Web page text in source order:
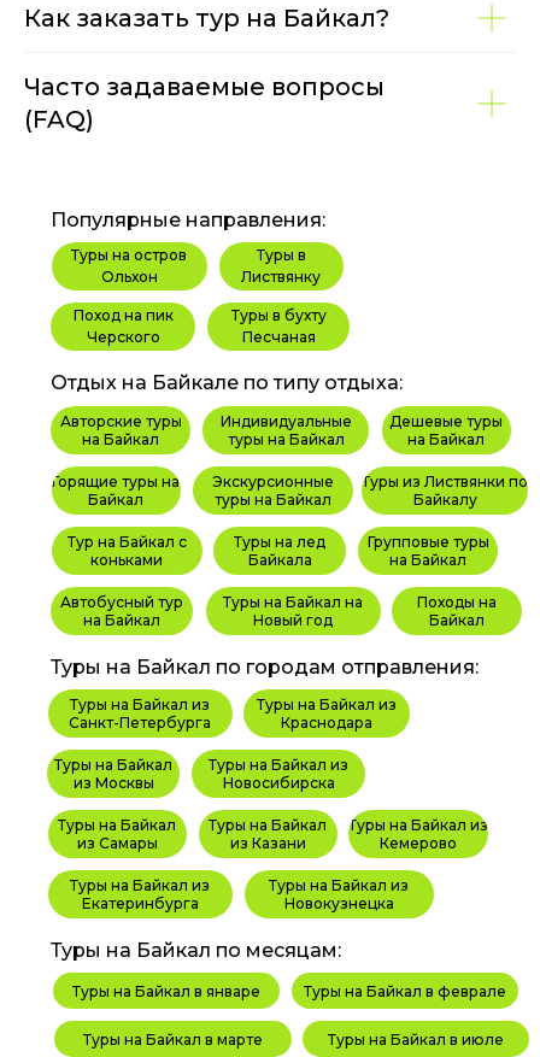
Как заказать тур на Байкал?
Часто задаваемые вопросы
(FAQ)
Туры на остров
Ольхон
Туры в
Листвянку
Поход на пик
Черского
Туры в бухту
Песчаная
Популярные направления:
Авторские туры
на Байкал
Экскурсионные
туры на Байкал
Туры на Байкал в марте Туры на Байкал в июле
Туры на Байкал в феврале
Туры на Байкал в январе
Горящие туры на
Байкал
Туры на Байкал на
Новый год
Индивидуальные
туры на Байкал
Дешевые туры
на Байкал
Походы на
Байкал
Тур на Байкал с
коньками
Туры на лед
Байкала
Автобусный тур
на Байкал
Групповые туры
на Байкал
Отдых на Байкале по типу отдыха:
Туры на Байкал из
Новосибирска
Туры на Байкал
из Москвы
Туры на Байкал
из Казани
Туры на Байкал из
Краснодара
Туры на Байкал из
Кемерово
Туры на Байкал из
Новокузнецка
Туры из Листвянки по
Байкалу
Туры на Байкал
из Самары
Туры на Байкал из
Екатеринбурга
Туры на Байкал из
Санкт-Петербурга
Туры на Байкал по городам отправления:
Туры на Байкал по месяцам: